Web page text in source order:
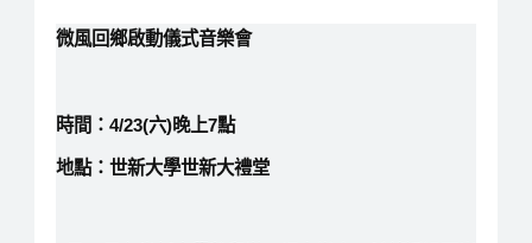
微風回鄉啟動儀式音樂會
時間：4/23(六)晚上7點
地點：世新大學世新大禮堂